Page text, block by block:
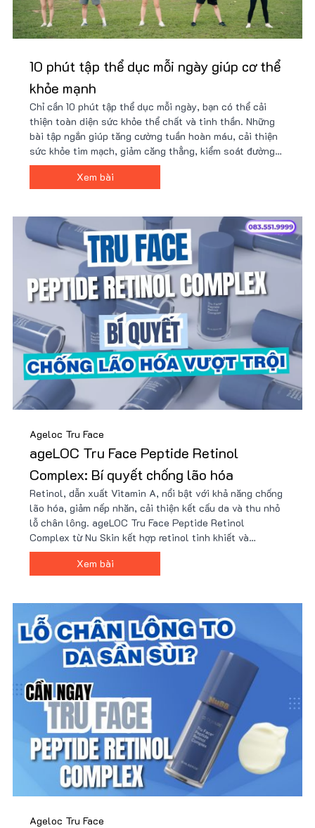
10 phút tập thể dục mỗi ngày giúp cơ thể
khỏe mạnh
Chỉ cần 10 phút tập thể dục mỗi ngày, bạn có thể cải
thiện toàn diện sức khỏe thể chất và tinh thần. Những
bài tập ngắn giúp tăng cường tuần hoàn máu, cải thiện
sức khỏe tim mạch, giảm căng thẳng, kiểm soát đường
huyết, hỗ trợ giảm cân, tăng cường hệ miễn dịch và
nâng cao năng suất làm việc.
Xem bài
Ageloc Tru Face
ageLOC Tru Face Peptide Retinol
Complex: Bí quyết chống lão hóa
Retinol, dẫn xuất Vitamin A, nổi bật với khả năng chống
lão hóa, giảm nếp nhăn, cải thiện kết cấu da và thu nhỏ
lỗ chân lông. ageLOC Tru Face Peptide Retinol
Complex từ Nu Skin kết hợp retinol tinh khiết và
peptide tiên tiến, mang lại hiệu quả vượt trội mà không
gây kích ứng. Mua sản phẩm giá tốt kèm nhiều quà tặng.
Xem bài
Ageloc Tru Face